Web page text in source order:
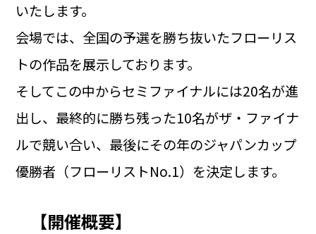
いたします。
会場では、全国の予選を勝ち抜いたフローリス
トの作品を展示しております。
そしてこの中からセミファイナルには20名が進
出し、最終的に勝ち残った10名がザ・ファイナ
ルで競い合い、最後にその年のジャパンカップ
優勝者（フローリストNo.1）を決定します。
【開催概要】